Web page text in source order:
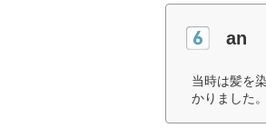
an
当時は髪を
かりました